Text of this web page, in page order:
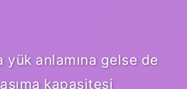
yük anlamına gelse de
kapasitesi